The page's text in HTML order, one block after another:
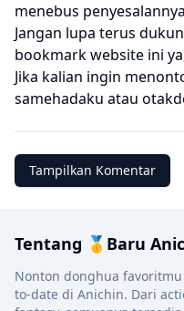
menebus
Jangan lupa terus
bookmark website ini
Jika kalian ingin
samehadaku atau
Tampilkan Komentar
Tentang 🥇Baru
Nonton donghua
to-date di Anichin. Dari